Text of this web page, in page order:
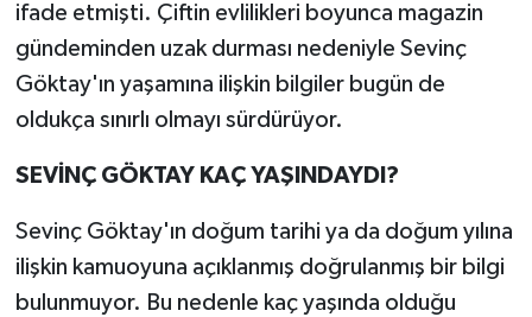
ifade etmişti. Çiftin evlilikleri boyunca magazin
gündeminden uzak durması nedeniyle Sevinç
Göktay'ın yaşamına ilişkin bilgiler bugün de
oldukça sınırlı olmayı sürdürüyor.
SEVİNÇ GÖKTAY KAÇ YAŞINDAYDI?
Sevinç Göktay'ın doğum tarihi ya da doğum yılına
ilişkin kamuoyuna açıklanmış doğrulanmış bir bilgi
bulunmuyor. Bu nedenle kaç yaşında olduğu